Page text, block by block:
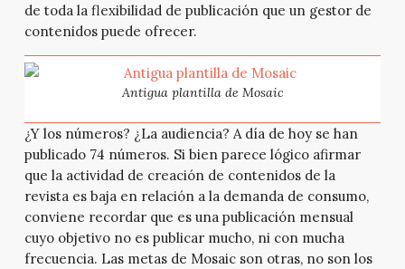
de toda la flexibilidad de publicación que un gestor de
contenidos puede ofrecer.
Antigua plantilla de Mosaic
¿Y los números? ¿La audiencia? A día de hoy se han
publicado 74 números. Si bien parece lógico afirmar
que la actividad de creación de contenidos de la
revista es baja en relación a la demanda de consumo,
conviene recordar que es una publicación mensual
cuyo objetivo no es publicar mucho, ni con mucha
frecuencia. Las metas de Mosaic son otras, no son los